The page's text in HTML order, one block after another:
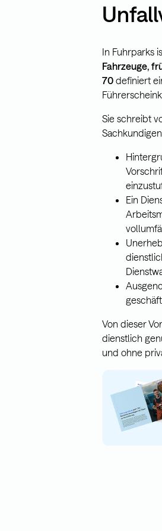
In Fuhrparks
Fahrzeuge,
70 definiert
Sie schreibt
Ein
Von dieser
dienstlich
und ohne